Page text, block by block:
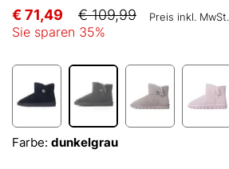
€ 71,49 € 109,99 Preis inkl. MwSt.
Sie sparen 35%
Farbe: dunkelgrau